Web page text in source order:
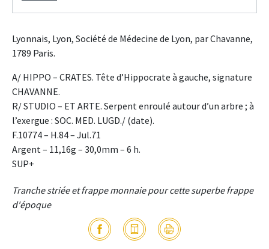
Lyonnais, Lyon, Société de Médecine de Lyon, par Chavanne,
1789 Paris.
A/ HIPPO – CRATES. Tête d’Hippocrate à gauche, signature
CHAVANNE.
R/ STUDIO – ET ARTE. Serpent enroulé autour d’un arbre ; à
l’exergue : SOC. MED. LUGD./ (date).
F.10774 – H.84 – Jul.71
Argent – 11,16g – 30,0mm – 6 h.
SUP+
Tranche striée et frappe monnaie pour cette superbe frappe
d'époque